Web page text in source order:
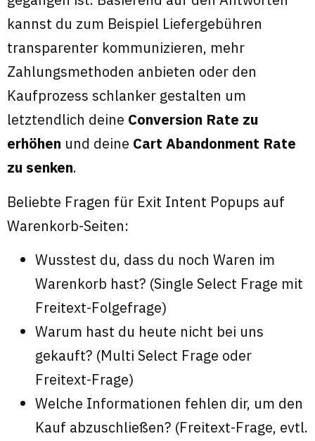
kannst du zum Beispiel Liefergebühren
transparenter kommunizieren, mehr
Zahlungsmethoden anbieten oder den
Kaufprozess schlanker gestalten um
letztendlich deine Conversion Rate zu
erhöhen und deine Cart Abandonment Rate
zu senken.
Beliebte Fragen für Exit Intent Popups auf
Warenkorb-Seiten:
Wusstest du, dass du noch Waren im
Warenkorb hast? (Single Select Frage mit
Freitext-Folgefrage)
Warum hast du heute nicht bei uns
gekauft? (Multi Select Frage oder
Freitext-Frage)
Welche Informationen fehlen dir, um den
Kauf abzuschließen? (Freitext-Frage, evtl.